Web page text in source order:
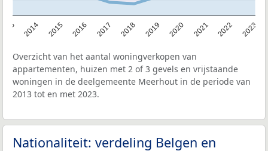
2014 2015 2016 2017 2018 2019 2020 2021 2022 2023
Overzicht van het aantal woningverkopen van
appartementen, huizen met 2 of 3 gevels en vrijstaande
woningen in de deelgemeente Meerhout in de periode van
2013 tot en met 2023.
Nationaliteit: verdeling Belgen en